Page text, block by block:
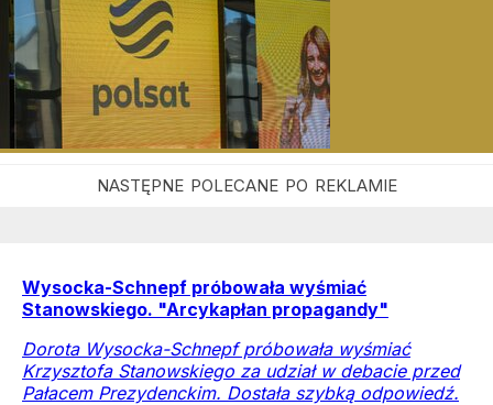
Wysocka-Schnepf próbowała wyśmiać
Stanowskiego. "Arcykapłan propagandy"
Dorota Wysocka-Schnepf próbowała wyśmiać
Krzysztofa Stanowskiego za udział w debacie przed
Pałacem Prezydenckim. Dostała szybką odpowiedź.